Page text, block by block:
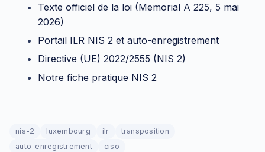
Texte officiel de la loi (Memorial A 225, 5 mai
2026)
Portail ILR NIS 2 et auto-enregistrement
Directive (UE) 2022/2555 (NIS 2)
Notre fiche pratique NIS 2
nis-2 luxembourg ilr
transposition
auto-enregistrement
ciso